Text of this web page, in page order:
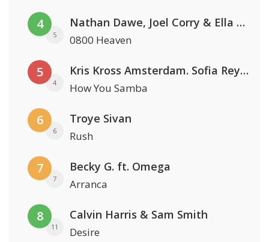
4
5
Nathan Dawe, Joel Corry & Ella Henderson
0800 Heaven
5
4
Kris Kross Amsterdam. Sofia Reyes & Tinie Tempah
How You Samba
6
6
Troye Sivan
Rush
7
7
Becky G. ft. Omega
Arranca
8
11
Calvin Harris & Sam Smith
Desire